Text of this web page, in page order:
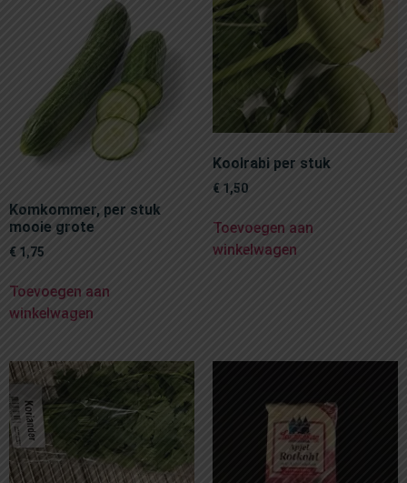
Komkommer, per stuk
mooie grote
€ 1,75
Toevoegen aan
winkelwagen
Koolrabi per stuk
€ 1,50
Toevoegen aan
winkelwagen